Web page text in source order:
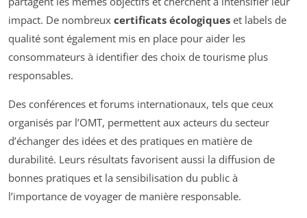
impact. De nombreux certificats écologiques et labels de
qualité sont également mis en place pour aider les
consommateurs à identifier des choix de tourisme plus
responsables.
Des conférences et forums internationaux, tels que ceux
organisés par l’OMT, permettent aux acteurs du secteur
d’échanger des idées et des pratiques en matière de
durabilité. Leurs résultats favorisent aussi la diffusion de
bonnes pratiques et la sensibilisation du public à
l’importance de voyager de manière responsable.